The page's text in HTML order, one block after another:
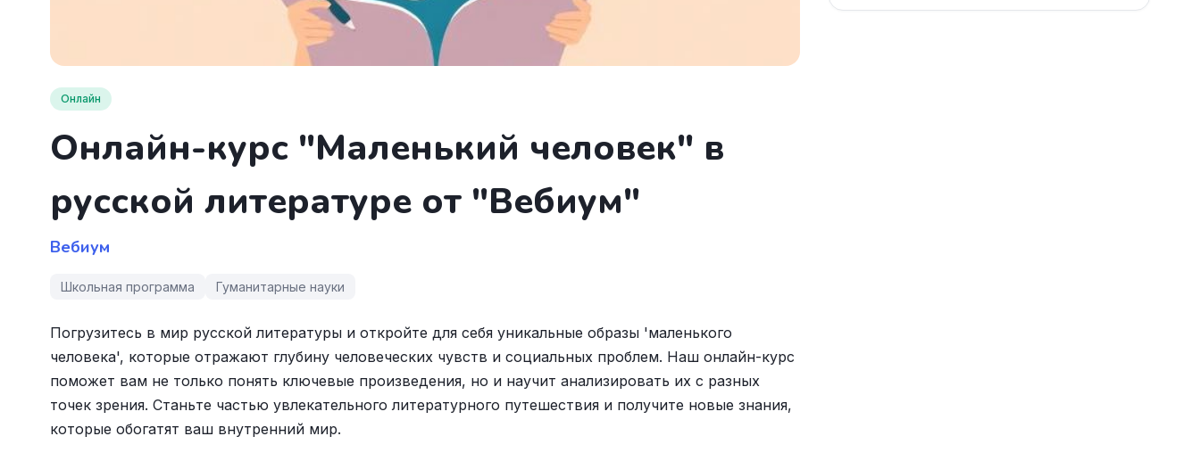
Онлайн
Онлайн-курс "Маленький человек" в
русской литературе от "Вебиум"
Вебиум
Школьная программа Гуманитарные науки
Погрузитесь в мир русской литературы и откройте для себя уникальные образы 'маленького
человека', которые отражают глубину человеческих чувств и социальных проблем. Наш онлайн-курс
поможет вам не только понять ключевые произведения, но и научит анализировать их с разных
точек зрения. Станьте частью увлекательного литературного путешествия и получите новые знания,
которые обогатят ваш внутренний мир.